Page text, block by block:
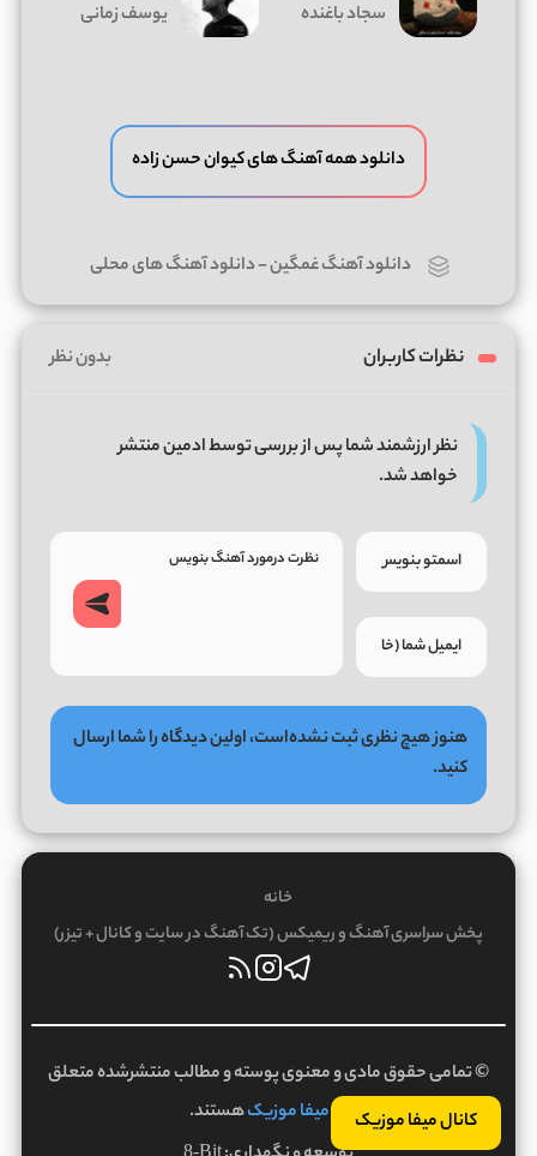
کانال میفا موزیک
سجاد باغنده یوسف زمانی
دانلود همه آهنگ های کیوان حسن زاده
دانلود آهنگ غمگین-دانلود آهنگ های محلی
نظرات کاربران بدون نظر
نظر ارزشمند شما پس از بررسی توسط ادمین منتشر
خواهد شد.
هنوز هیچ نظری ثبت نشده‌است، اولین دیدگاه را شما ارسال
کنید.
خانه
پخش سراسری آهنگ و ریمیکس (تک آهنگ در سایت و کانال + تیزر)
© تمامی حقوق مادی و معنوی پوسته و مطالب منتشرشده متعلق
بهمیفا موزیکهستند.
8-Bit